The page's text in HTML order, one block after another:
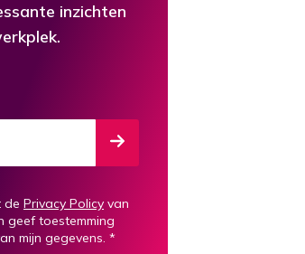
inzichten
de Privacy Policy van
geef toestemming
mijn gegevens. *